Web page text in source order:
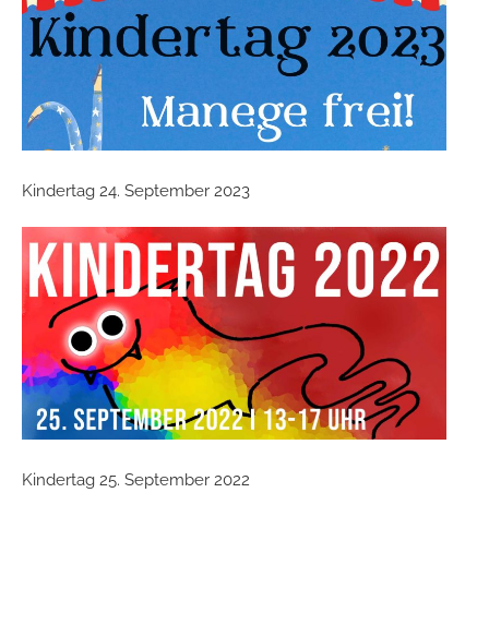
Kindertag 24. September 2023
Kindertag 25. September 2022